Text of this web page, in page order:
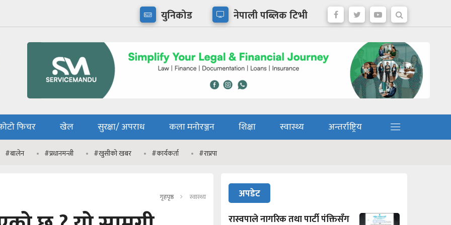
युनिकोड नेपाली पब्लिक टिभी
फिचर खेल सुरक्षा/ अपराध कला मनोरञ्जन शिक्षा स्वास्थ्य
अन्तर्राष्ट्रिय
#बालेन #प्रधानमन्त्री #खुसीको खबर #कार्यकर्ता #राप्रपा
गृहपृष्ठ स्वास्थ्य
अपडेट
रास्वपाले नागरिक तथा पार्टी पंक्तिसँग